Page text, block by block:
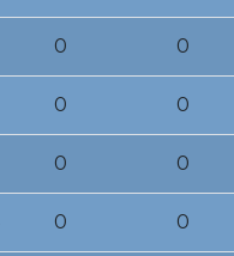
0 0
0 0
0 0
0 0